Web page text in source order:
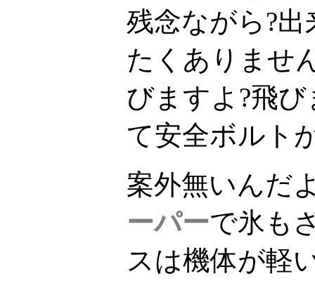
残念ながら?
たくありませ
びますよ?飛
て安全ボルト
案外無いんだ
ーパーで氷も
スは機体が軽